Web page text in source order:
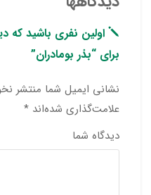
اولین نفری باشید که
برای “بذر بومادران”
نشانی ایمیل شما منتشر
علامت‌گذاری شده‌اند *
دیدگاه شما